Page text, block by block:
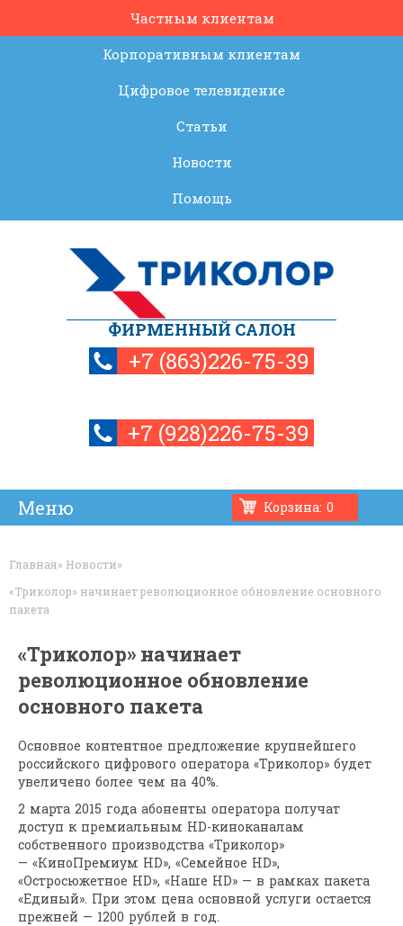
Частным клиентам
Корпоративным клиентам
Цифровое телевидение
Статьи
Новости
Помощь
ФИРМЕННЫЙ САЛОН
+7 (863)226-75-39
+7 (928)226-75-39
Корзина: 0
Главная» Новости»
«Триколор» начинает революционное обновление основного
пакета
«Триколор» начинает
революционное обновление
основного пакета
Основное контентное предложение крупнейшего
российского цифрового оператора «Триколор» будет
увеличено более чем на 40%.
2 марта 2015 года абоненты оператора получат
доступ к премиальным HD-киноканалам
собственного производства «Триколор»
— «КиноПремиум HD», «Семейное HD»,
«Остросюжетное HD», «Наше HD» — в рамках пакета
«Единый». При этом цена основной услуги остается
прежней — 1200 рублей в год.